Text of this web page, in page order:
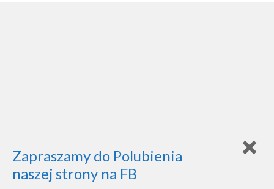
Zapraszamy do Polubienia
naszej strony na FB